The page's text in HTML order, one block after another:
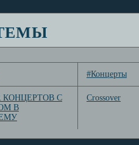
#Концерты
КОНЦЕРТОВ С
В
Crossover